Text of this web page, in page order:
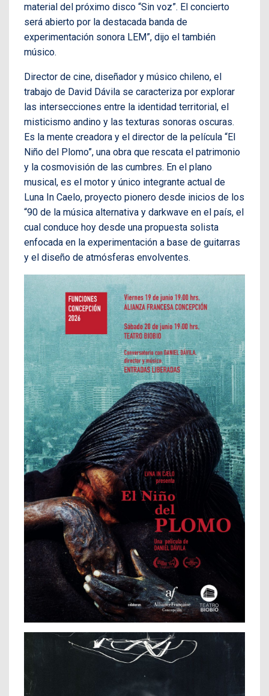
material del próximo disco “Sin voz”. El concierto
será abierto por la destacada banda de
experimentación sonora LEM”, dijo el también
músico.
Director de cine, diseñador y músico chileno, el
trabajo de David Dávila se caracteriza por explorar
las intersecciones entre la identidad territorial, el
misticismo andino y las texturas sonoras oscuras.
Es la mente creadora y el director de la película “El
Niño del Plomo”, una obra que rescata el patrimonio
y la cosmovisión de las cumbres. En el plano
musical, es el motor y único integrante actual de
Luna In Caelo, proyecto pionero desde inicios de los
“90 de la música alternativa y darkwave en el país, el
cual conduce hoy desde una propuesta solista
enfocada en la experimentación a base de guitarras
y el diseño de atmósferas envolventes.